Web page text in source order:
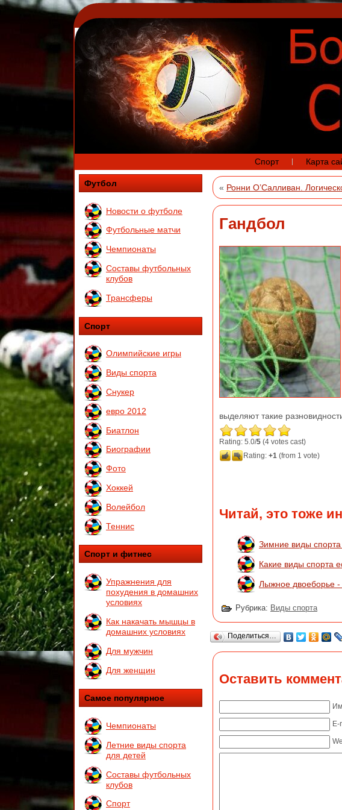
Спорт Карта
Футбол
Новости о футболе
Футбольные матчи
Чемпионаты
Составы футбольных
клубов
Трансферы
Спорт
Олимпийские игры
Виды спорта
Снукер
евро 2012
Биатлон
Биографии
Фото
Хоккей
Волейбол
Теннис
Спорт и фитнес
Упражнения для
похудения в домашних
условиях
Как накачать мышцы в
домашних условиях
Для мужчин
Для женщин
Самое популярное
Чемпионаты
Летние виды спорта
для детей
Составы футбольных
клубов
Спорт
« Ронни О’Салливан.
Гандбол
выделяют такие
Rating: 5.0/5 (4 votes cast)
Rating: +1 (from 1 vote)
Читай, это тоже
Зимние виды
Какие виды спорта
Лыжное двоеборье -
Рубрика: Виды спорта
Поделиться…
Оставить
E-